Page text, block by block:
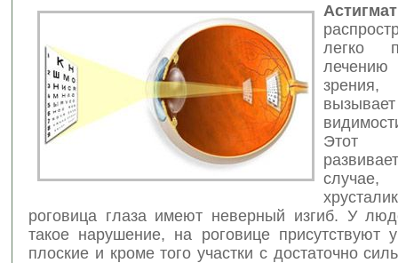
легко
случае,
роговица глаза имеют неверный изгиб. У
такое нарушение, на роговице присутствуют
плоские и кроме того участки с достаточно